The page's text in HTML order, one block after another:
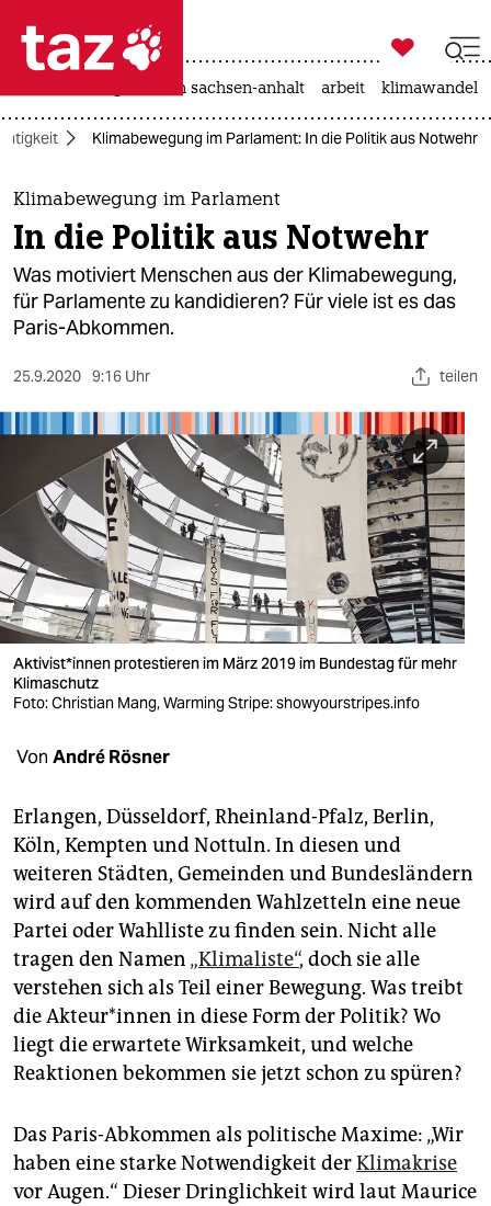
 taz zahl ich
taz zahl ich
themen
politik
öko
berlin
nord
wahrheit
verlag
verlag
shop
fragen & hilfe
unterstützen
abo
genossenschaft
epaper login

taz zahl ich
landtagswahl in sachsen-anhalt arbeit klimawandel
Klimabewegung im Parlament: In die Politik aus Notwehr
Klimabewegung im Parlament
In die Politik aus Notwehr
Was motiviert Menschen aus der Klimabewegung,
für Parlamente zu kandidieren? Für viele ist es das
Paris-Abkommen.
25.9.2020 9:16 Uhr teilen
Aktivist*innen protestieren im März 2019 im Bundestag für mehr
Klimaschutz
Foto: Christian Mang, Warming Stripe: showyourstripes.info
Von André Rösner
Erlangen, Düsseldorf, Rheinland-Pfalz, Berlin,
Köln, Kempten und Nottuln. In diesen und
weiteren Städten, Gemeinden und Bundesländern
wird auf den kommenden Wahlzetteln eine neue
Partei oder Wahlliste zu finden sein. Nicht alle
tragen den Namen „Klimaliste“, doch sie alle
verstehen sich als Teil einer Bewegung. Was treibt
die Akteur*innen in diese Form der Politik? Wo
liegt die erwartete Wirksamkeit, und welche
Reaktionen bekommen sie jetzt schon zu spüren?
Das Paris-Abkommen als politische Maxime: „Wir
haben eine starke Notwendigkeit derKlimakrise
vor Augen.“ Dieser Dringlichkeit wird laut Maurice